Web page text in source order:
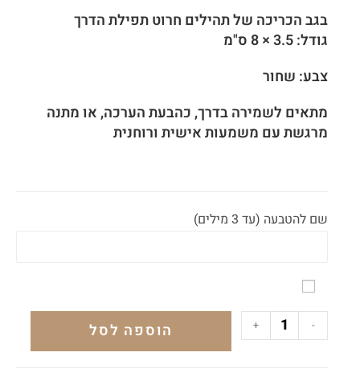
בגב הכריכה של תהילים חרוט תפילת הדרך
גודל: 3.5 × 8 ס"מ
צבע: שחור
מתאים לשמירה בדרך, כהבעת הערכה, או מתנה
מרגשת עם משמעות אישית ורוחנית
שם להטבעה (עד 3 מילים)
-
+ הוספה לסל